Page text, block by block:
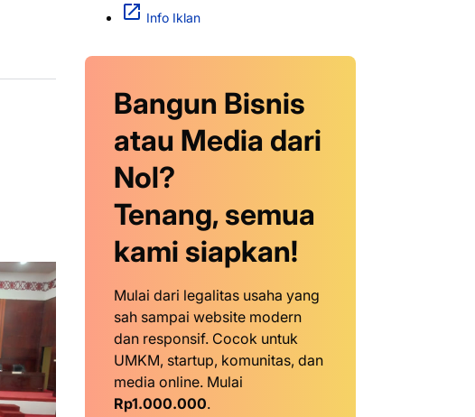
Info Iklan
Bangun Bisnis
atau Media dari
Nol?
Tenang, semua
kami siapkan!
Mulai dari legalitas usaha yang
sah sampai website modern
dan responsif. Cocok untuk
UMKM, startup, komunitas, dan
media online. Mulai
Rp1.000.000.